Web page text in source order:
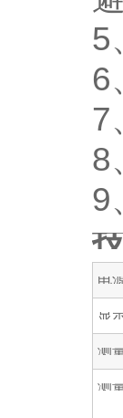
5
6
7
8
9
电
显
测
测